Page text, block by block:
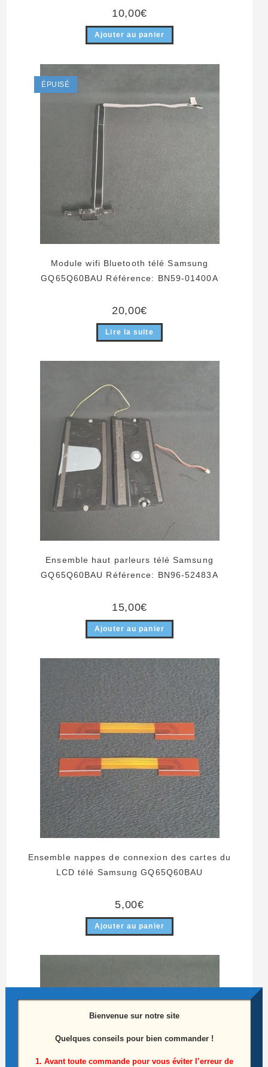
10,00€
Ajouter au panier
ÉPUISÉ
Module wifi Bluetooth télé Samsung
GQ65Q60BAU Référence: BN59-01400A
20,00€
Lire la suite
Ensemble haut parleurs télé Samsung
GQ65Q60BAU Référence: BN96-52483A
15,00€
Ajouter au panier
Ensemble nappes de connexion des cartes du
LCD télé Samsung GQ65Q60BAU
5,00€
Ajouter au panier
Bienvenue sur notre site
Quelques conseils pour bien commander !
1. Avant toute commande pour vous éviter l’erreur de